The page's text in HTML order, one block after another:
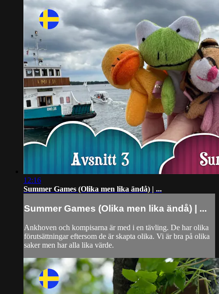
12:16
Summer Games (Olika men lika ändå) | ...
Summer Games (Olika men lika ändå) | ...
Ankhoven och kompisarna är med i en tävling. De har olika
förutsättningar eftersom de är skapta olika. Vi är bra på olika
saker men har alla lika värde.